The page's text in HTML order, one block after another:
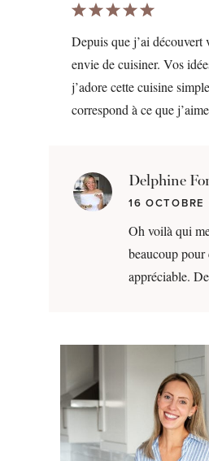
Depuis que j’ai découvert
envie de cuisiner. Vos
j’adore cette cuisine
correspond à ce que
Delphine
16
Oh voilà qui
beaucoup pour
appréciable.